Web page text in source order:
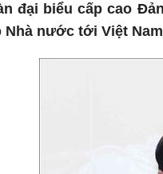
đại biểu cấp cao
Nhà nước tới Việt